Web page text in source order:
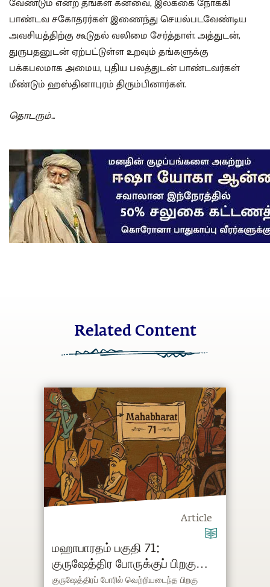
வேண்டும் என்ற தங்கள் கனவை, இலக்கை நோக்கி
பாண்டவ சகோதரர்கள் இணைந்து செயல்படவேண்டிய
அவசியத்திற்கு கூடுதல் வலிமை சேர்த்தாள். அத்துடன்,
துருபதனுடன் ஏற்பட்டுள்ள உறவும் தங்களுக்கு
பக்கபலமாக அமைய, புதிய பலத்துடன் பாண்டவர்கள்
மீண்டும் ஹஸ்தினாபுரம் திரும்பினார்கள்.
தொடரும்...
Related Content
Article
மஹாபாரதம் பகுதி 71:
குருஷேத்திர போருக்குப் பிறகு
பாண்டவர்களுக்கும்
குருஷேத்திரப் போரில் வெற்றியடைந்த பிறகு